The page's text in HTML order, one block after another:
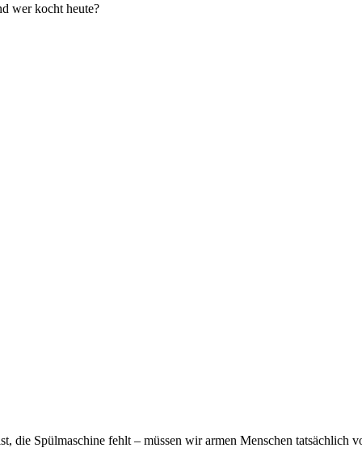
wer kocht heute?
die Spülmaschine fehlt – müssen wir armen Menschen tatsächlich